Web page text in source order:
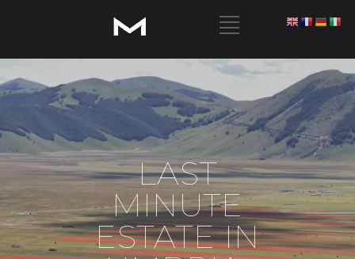
LAST
MINUTE
ESTATE IN